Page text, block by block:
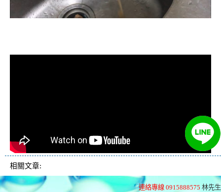
相關文章:
連絡專線 0915888575 林先生